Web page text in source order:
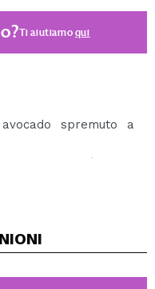
Ti aiutiamoqui
spremuto a
di avocado (Persea
famiglia delle
nutritive come